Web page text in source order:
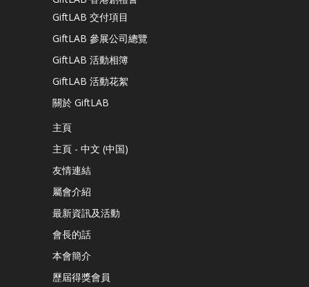
GiftLAB 交付項目
GiftLAB 參展公司總覽
GiftLAB 活動相簿
GiftLAB 活動花絮
關於 GiftLAB
主頁
主頁 - 中文 (中国)
友情連結
屬會介紹
最新資訊及活動
會長的話
本會簡介
歷屆得獎會員